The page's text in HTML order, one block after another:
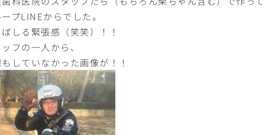
プLINEからでした。
しる緊張感（笑笑）！！
フの一人から、
していなかった画像が！！